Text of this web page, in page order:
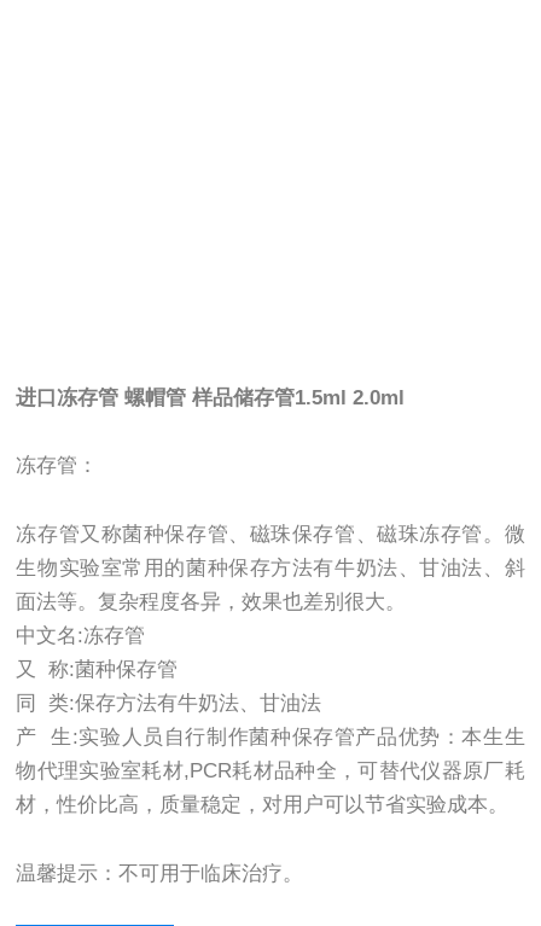
进口冻存管 螺帽管 样品储存管1.5ml 2.0ml
冻存管：
冻存管又称菌种保存管、磁珠保存管、磁珠冻存管。微
生物实验室常用的菌种保存方法有牛奶法、甘油法、斜
面法等。复杂程度各异，效果也差别很大。
中文名:冻存管
又 称:菌种保存管
同 类:保存方法有牛奶法、甘油法
产 生:实验人员自行制作菌种保存管产品优势：本生生
物代理实验室耗材,PCR耗材品种全，可替代仪器原厂耗
材，性价比高，质量稳定，对用户可以节省实验成本。
温馨提示：不可用于临床治疗。